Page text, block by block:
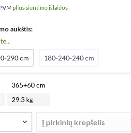
plius siuntimo išlaidos
aukštis:
290 cm 180-240-240 cm
365+60 cm
29.3 kg
Į pirkinių krepšelis